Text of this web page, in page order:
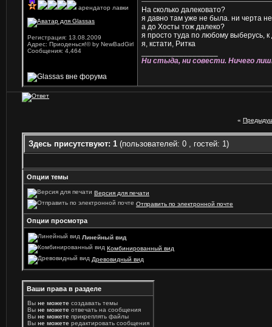
арендатор лавки
Регистрация: 13.08.2009
Адрес: Приоденься!© by NewBadGirl
Сообщения: 4,464
На сколько далековато?
я давно там уже не была. ни черта
а до Хосты тож далеко?
я просто туда по любому выберусь,
я, кстати, Ритка
Ни стыда, ни совести. Ничего
«
Здесь присутствуют: 1 (пользователей: 0 , гостей: 1)
Опции темы
Версия для печати
Отправить по электронной почте
Опции просмотра
Линейный вид
Комбинированный вид
Древовидный вид
Ваши права в разделе
Вы не можете создавать темы
Вы не можете отвечать на сообщения
Вы не можете прикреплять файлы
Вы не можете редактировать сообщения